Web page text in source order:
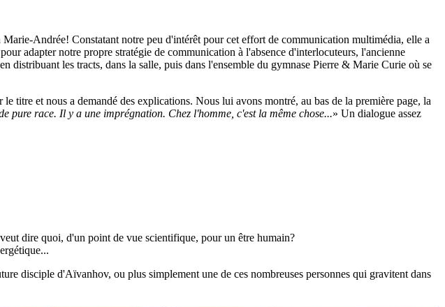
Andrée! Constatant notre peu d'intérêt pour cet effort de communication multimédia, elle a
adapter notre propre stratégie de communication à l'absence d'interlocuteurs, l'ancienne
distribuant les tracts, dans la salle, puis dans l'ensemble du gymnase Pierre & Marie Curie où se
titre et nous a demandé des explications. Nous lui avons montré, au bas de la première page, la
pure race. Il y a une imprégnation. Chez l'homme, c'est la même chose...» Un dialogue assez
dire quoi, d'un point de vue scientifique, pour un être humain?
disciple d'Aïvanhov, ou plus simplement une de ces nombreuses personnes qui gravitent dans